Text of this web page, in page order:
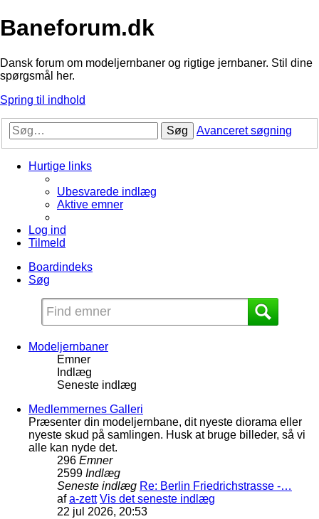
Baneforum.dk
Dansk forum om modeljernbaner og rigtige jernbaner. Stil dine
spørgsmål her.
Spring til indhold
Søg Avanceret søgning
Hurtige links
Ubesvarede indlæg
Aktive emner
Log ind
Tilmeld
Boardindeks
Søg
Modeljernbaner
Emner
Indlæg
Seneste indlæg
Medlemmernes Galleri
Præsenter din modeljernbane, dit nyeste diorama eller
nyeste skud på samlingen. Husk at bruge billeder, så vi
alle kan nyde det.
296 Emner
2599 Indlæg
Seneste indlæg Re: Berlin Friedrichstrasse -…
afa-zett Vis det seneste indlæg
22 jul 2026, 20:53